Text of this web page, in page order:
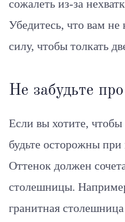
сожалеть из-за
Убедитесь, что вам
силу, чтобы толкать
Не забудьте
Если вы хотите, чтобы
будьте осторожны
Оттенок должен
столешницы.
гранитная